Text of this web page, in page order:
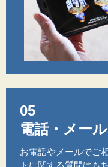
05
電話・メー
お電話やメールでご